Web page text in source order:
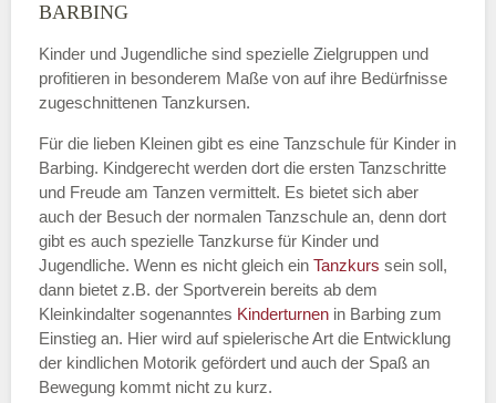
E-Mail*
Name der Tanzschule
Kontakt E-Mail
BARBING
Kinder und Jugendliche sind spezielle Zielgruppen und
profitieren in besonderem Maße von auf ihre Bedürfnisse
zugeschnittenen Tanzkursen.
Für die lieben Kleinen gibt es eine Tanzschule für Kinder in
Barbing. Kindgerecht werden dort die ersten Tanzschritte
und Freude am Tanzen vermittelt. Es bietet sich aber
auch der Besuch der normalen Tanzschule an, denn dort
gibt es auch spezielle Tanzkurse für Kinder und
Jugendliche. Wenn es nicht gleich ein Tanzkurs sein soll,
dann bietet z.B. der Sportverein bereits ab dem
Kleinkindalter sogenanntes Kinderturnen in Barbing zum
Einstieg an. Hier wird auf spielerische Art die Entwicklung
der kindlichen Motorik gefördert und auch der Spaß an
Bewegung kommt nicht zu kurz.